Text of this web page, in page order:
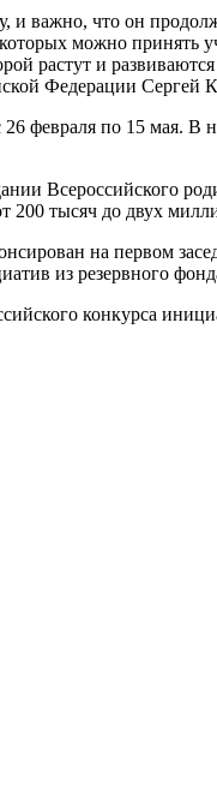
и важно, что он
можно принять
растут и
Федерации Сергей
февраля по 15 мая.
Всероссийского
200 тысяч до двух
на первом
из резервного
конкурса